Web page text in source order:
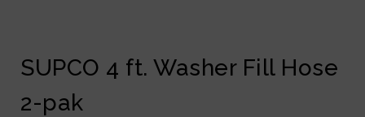
SUPCO 4 ft. Washer Fill Hose
2-pak